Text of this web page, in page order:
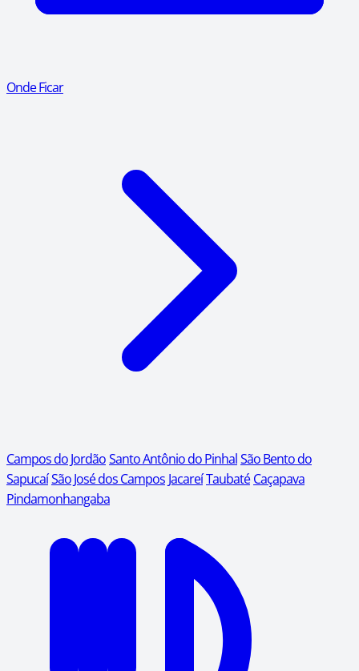
Onde Ficar
Campos do JordãoSanto Antônio do PinhalSão Bento do
SapucaíSão José dos Campos JacareíTaubaté Caçapava
Pindamonhangaba